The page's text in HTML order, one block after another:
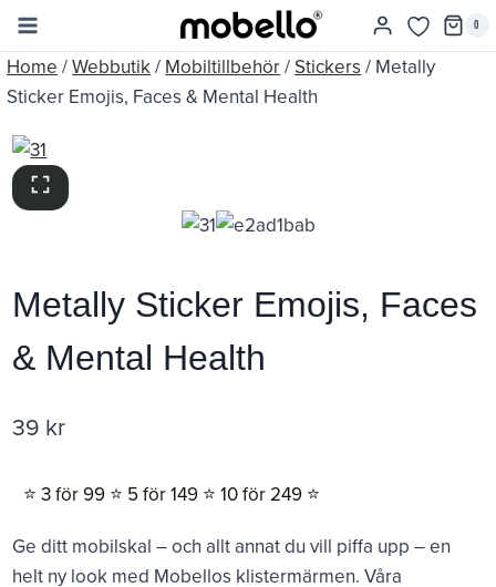
Skip
content
0
Home /Webbutik/ Mobiltillbehör/ Stickers / Metally
Sticker Emojis, Faces & Mental Health
Metally Sticker Emojis, Faces
& Mental Health
39 kr
⭐️ 3 för 99 ⭐️ 5 för 149 ⭐️ 10 för 249 ⭐️
Ge ditt mobilskal – och allt annat du vill piffa upp – en
helt ny look med Mobellos klistermärmen. Våra